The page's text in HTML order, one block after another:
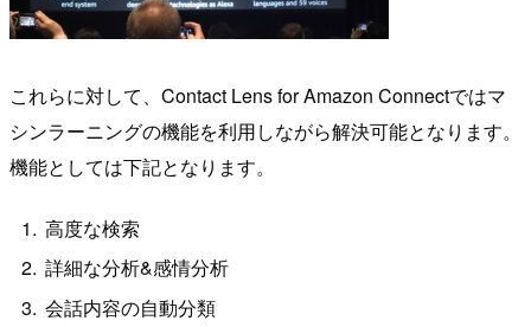
これらに対して、Contact Lens for Amazon Connectではマ
シンラーニングの機能を利用しながら解決可能となります。
機能としては下記となります。
高度な検索
詳細な分析&感情分析
会話内容の自動分類